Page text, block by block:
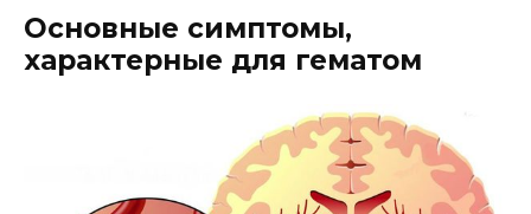
Основные симптомы,
характерные для гематом